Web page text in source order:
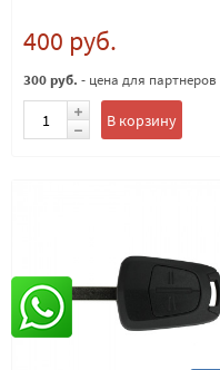
400 руб.
300 руб. - цена для партнеров
В корзину